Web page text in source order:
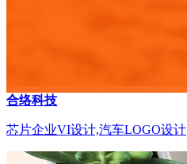
合络科技
芯片企业VI设计,汽车LOGO设计